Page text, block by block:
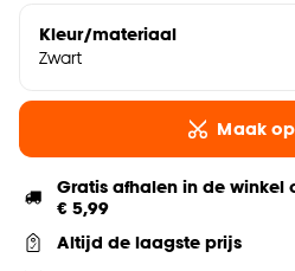
Kleur/materiaal
Zwart
Maak
Gratis afhalen in de winkel
€ 5,99
Altijd de laagste prijs